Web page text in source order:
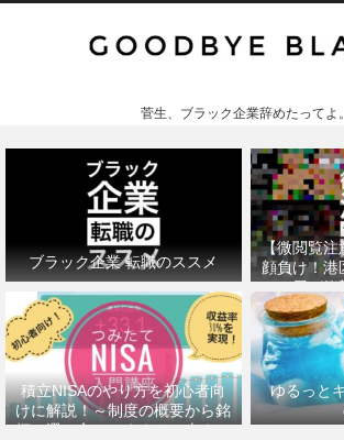
菅生、ブラック企業辞めたってよ。
ブラック企業 転職のススメ
【微閲覧注
顔負け！港
屋が衝
積立NISAのやり方を初心者向
けに解説！～制度の概要から銘
柄の選び方、おすすめの本まで
ゆるっと